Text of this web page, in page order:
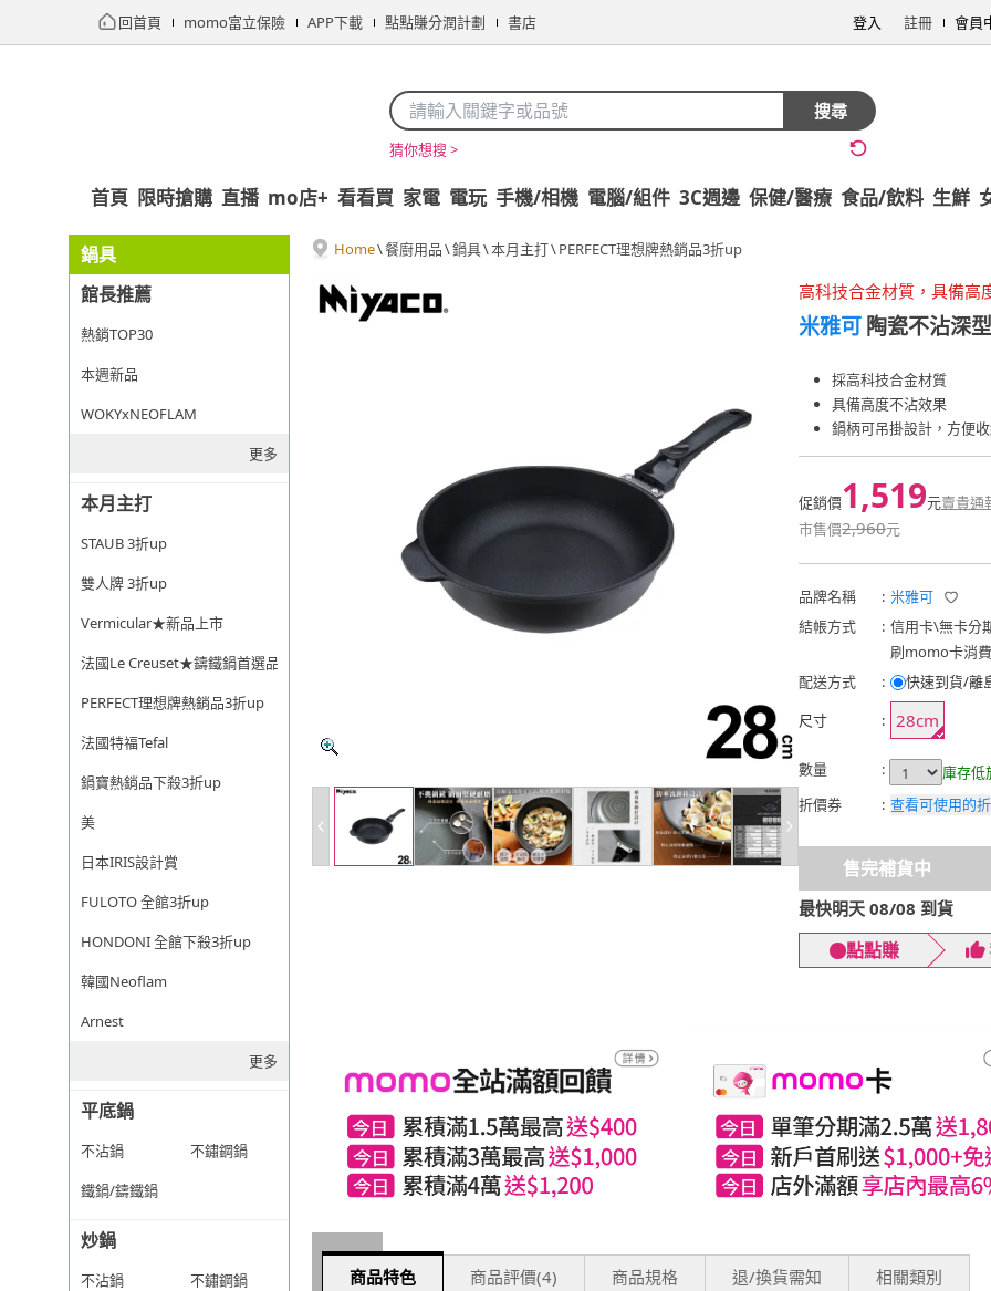
回首頁 momo富立保險 APP下載 點點賺分潤計劃 書店 登入 註冊 會員
搜尋
猜你想搜 >
首頁 限時搶購 直播 mo店+ 看看買 家電 電玩 手機/相機 電腦/組件 3C週邊 保健/醫療 食品/飲料 生鮮
鍋具
館長推薦
熱銷TOP30
本週新品
WOKYxNEOFLAM
更多
本月主打
STAUB 3折up
雙人牌 3折up
Vermicular★新品上市
法國Le Creuset★鑄鐵鍋首選品牌
PERFECT理想牌熱銷品3折up
法國特福Tefal
鍋寶熱銷品下殺3折up
美
日本IRIS設計賞
FULOTO 全館3折up
HONDONI 全館下殺3折up
韓國Neoflam
Arnest
更多
平底鍋
不沾鍋
不鏽鋼鍋
鐵鍋/鑄鐵鍋
炒鍋
不沾鍋
不鏽鋼鍋
Home\餐廚用品\鍋具\本月主打\PERFECT理想牌熱銷品3折up
高科技合金材質，具備高
米雅可陶瓷不沾深
採高科技合金材質
具備高度不沾效果
鍋柄可吊掛設計，方便
促銷價1,519元賣貴通
市售價2,960元
品牌名稱 : 米雅可
結帳方式
: 信用卡\無卡分
刷momo卡消
配送方式
: 快速到貨/離
尺寸
: 28cm
數量 : 庫存低
折價券
: 查看可使用的
售完補貨中
最快明天 08/08 到貨
點點賺
商品特色 商品評價(4) 商品規格 退/換貨需知 相關類別